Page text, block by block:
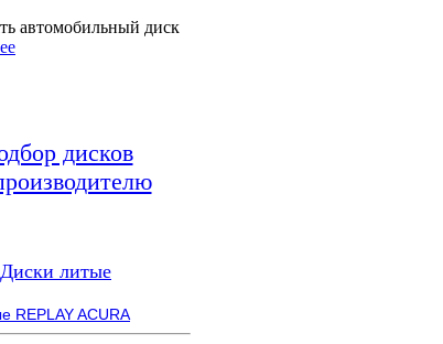
автомобильный диск
дисков
Диски литые
REPLAY ACURA